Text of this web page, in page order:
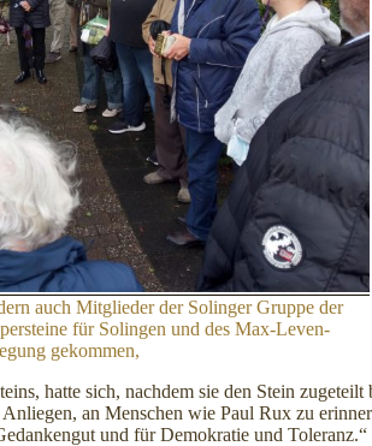
auch Mitglieder der Solinger Gruppe der
für Solingen und des Max-Leven-
gekommen,
hatte sich, nachdem sie den Stein
an Menschen wie Paul Rux zu
und für Demokratie und Toleranz.“